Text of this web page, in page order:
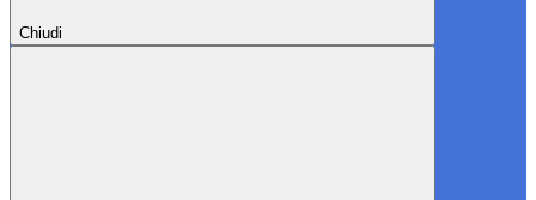
Chiudi